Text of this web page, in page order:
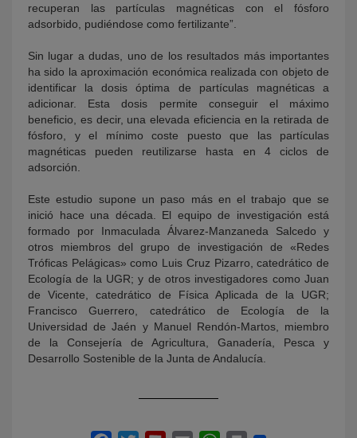
recuperan las partículas magnéticas con el fósforo
adsorbido, pudiéndose como fertilizante”.
Sin lugar a dudas, uno de los resultados más importantes
ha sido la aproximación económica realizada con objeto de
identificar la dosis óptima de partículas magnéticas a
adicionar. Esta dosis permite conseguir el máximo
beneficio, es decir, una elevada eficiencia en la retirada de
fósforo, y el mínimo coste puesto que las partículas
magnéticas pueden reutilizarse hasta en 4 ciclos de
adsorción.
Este estudio supone un paso más en el trabajo que se
inició hace una década. El equipo de investigación está
formado por Inmaculada Álvarez-Manzaneda Salcedo y
otros miembros del grupo de investigación de «Redes
Tróficas Pelágicas» como Luis Cruz Pizarro, catedrático de
Ecología de la UGR; y de otros investigadores como Juan
de Vicente, catedrático de Física Aplicada de la UGR;
Francisco Guerrero, catedrático de Ecología de la
Universidad de Jaén y Manuel Rendón-Martos, miembro
de la Consejería de Agricultura, Ganadería, Pesca y
Desarrollo Sostenible de la Junta de Andalucía.